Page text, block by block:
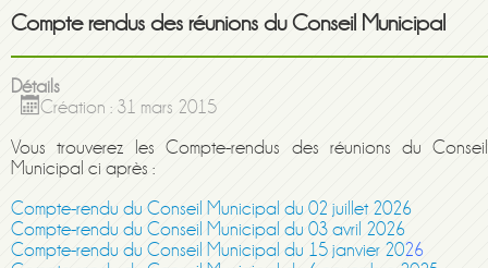
Compte rendus des réunions du Conseil Municipal
Détails
Création : 31 mars 2015
Vous trouverez les Compte-rendus des réunions du Conseil
Municipal ci après :
Compte-rendu du Conseil Municipal du 02 juillet 2026
Compte-rendu du Conseil Municipal du 03 avril 2026
Compte-rendu du Conseil Municipal du 15 janvier 2026